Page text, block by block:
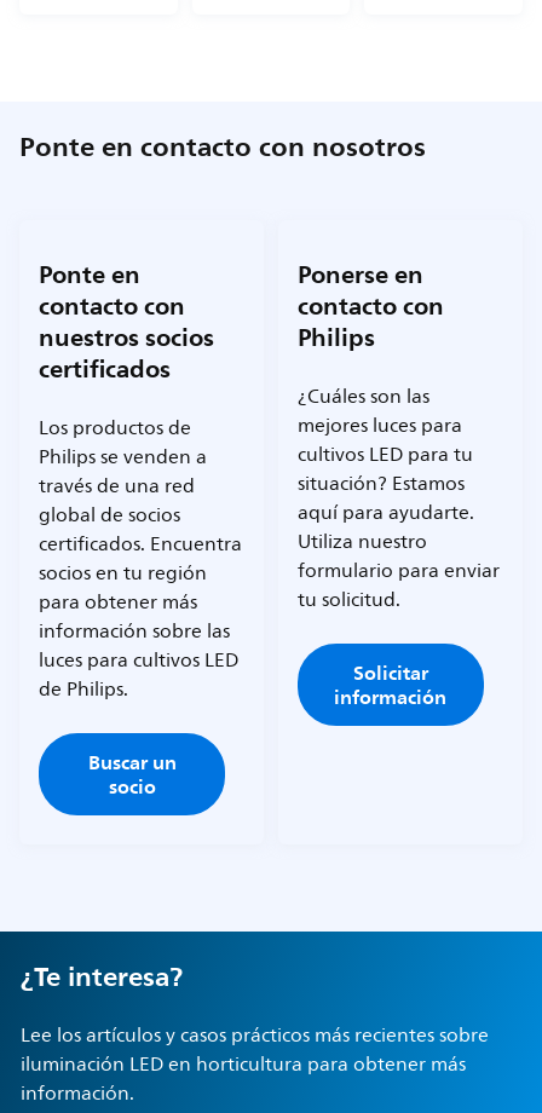
Ponte en contacto con nosotros
Ponte en
contacto con
nuestros socios
certificados
Los productos de
Philips se venden a
través de una red
global de socios
certificados. Encuentra
socios en tu región
para obtener más
información sobre las
luces para cultivos LED
de Philips.
Buscar un
socio
Ponerse en
contacto con
Philips
¿Cuáles son las
mejores luces para
cultivos LED para tu
situación? Estamos
aquí para ayudarte.
Utiliza nuestro
formulario para enviar
tu solicitud.
Solicitar
información
¿Te interesa?
Lee los artículos y casos prácticos más recientes sobre
iluminación LED en horticultura para obtener más
información.